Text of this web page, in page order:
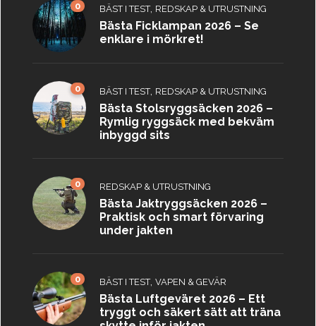
0 BÄST I TEST, REDSKAP & UTRUSTNING
Bästa Ficklampan 2026 – Se
enklare i mörkret!
0 BÄST I TEST, REDSKAP & UTRUSTNING
Bästa Stolsryggsäcken 2026 –
Rymlig ryggsäck med bekväm
inbyggd sits
0 REDSKAP & UTRUSTNING
Bästa Jaktryggsäcken 2026 –
Praktisk och smart förvaring
under jakten
0 BÄST I TEST, VAPEN & GEVÄR
Bästa Luftgeväret 2026 – Ett
tryggt och säkert sätt att träna